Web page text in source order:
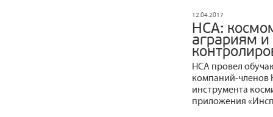
12.04.2017
НСА:
аграриям
НСА провел
компаний-членов
инструмента
приложения